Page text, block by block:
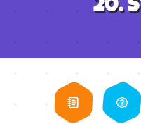
20.
Aktivnosti lekcije